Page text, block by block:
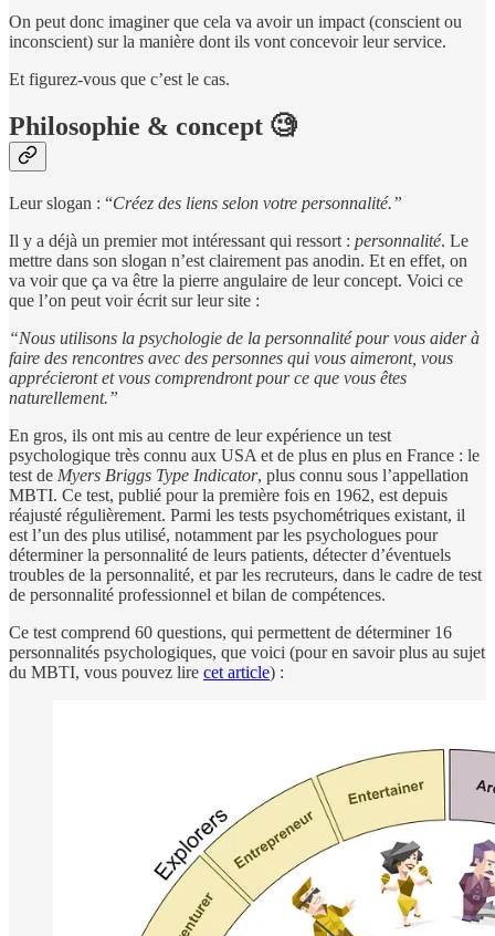
On peut donc imaginer que cela va avoir un impact (conscient ou
inconscient) sur la manière dont ils vont concevoir leur service.
Et figurez-vous que c’est le cas.
Philosophie & concept 🧐
Leur slogan : “Créez des liens selon votre personnalité.”
Il y a déjà un premier mot intéressant qui ressort : personnalité. Le
mettre dans son slogan n’est clairement pas anodin. Et en effet, on
va voir que ça va être la pierre angulaire de leur concept. Voici ce
que l’on peut voir écrit sur leur site :
“Nous utilisons la psychologie de la personnalité pour vous aider à
faire des rencontres avec des personnes qui vous aimeront, vous
apprécieront et vous comprendront pour ce que vous êtes
naturellement.”
En gros, ils ont mis au centre de leur expérience un test
psychologique très connu aux USA et de plus en plus en France : le
test de Myers Briggs Type Indicator, plus connu sous l’appellation
MBTI. Ce test, publié pour la première fois en 1962, est depuis
réajusté régulièrement. Parmi les tests psychométriques existant, il
est l’un des plus utilisé, notamment par les psychologues pour
déterminer la personnalité de leurs patients, détecter d’éventuels
troubles de la personnalité, et par les recruteurs, dans le cadre de test
de personnalité professionnel et bilan de compétences.
Ce test comprend 60 questions, qui permettent de déterminer 16
personnalités psychologiques, que voici (pour en savoir plus au sujet
du MBTI, vous pouvez lire cet article) :